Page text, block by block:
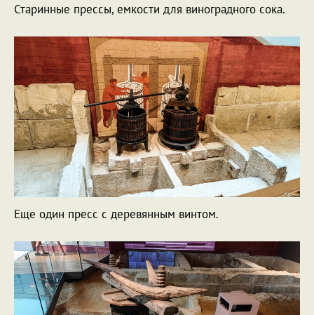
Старинные прессы, емкости для виноградного сока.
Еще один пресс с деревянным винтом.